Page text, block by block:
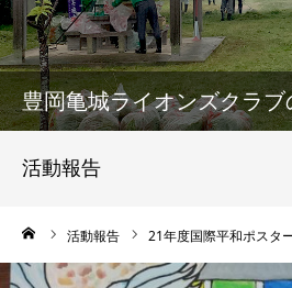
豊岡亀城ライオンズクラブ
活動報告
活動報告 21年度国際平和ポスタ
ライオンズクラブとは
クラブ紹介
活動報告